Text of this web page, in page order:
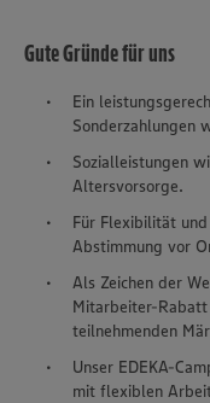
Gute Gründe für uns
Ein
Sonderzahlungen
Sozialleistungen
Altersvorsorge.
Für Flexibilität
Abstimmung vor
Als Zeichen der
Mitarbeiter-
teilnehmenden
Unser EDEKA-
mit flexiblen